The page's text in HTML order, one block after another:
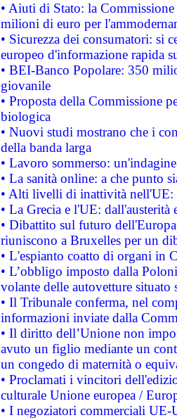
• Aiuti di Stato: la
milioni di euro per
• Sicurezza dei consumatori: si
europeo d'informazione rapida
• BEI-Banco Popolare: 350
giovanile
• Proposta della Commissione
biologica
• Nuovi studi mostrano che i
della banda larga
• Lavoro sommerso:
• La sanità online: a che punto
• Alti livelli di inattività nell'UE:
• La Grecia e l'UE: dall'austerità
• Dibattito sul futuro
riuniscono a Bruxelles per un
• L'espianto coatto di organi in
• L’obbligo imposto dalla
volante delle autovetture
• Il Tribunale conferma, nel
informazioni inviate dalla
• Il diritto dell’Unione non
avuto un figlio mediante un
un congedo di maternità o
• Proclamati i vincitori
culturale Unione europea /
• I negoziatori commerciali UE-